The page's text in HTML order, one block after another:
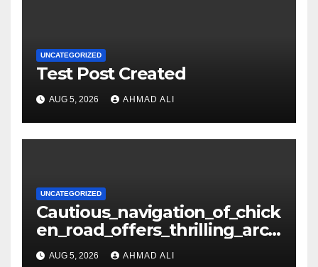
UNCATEGORIZED
Test Post Created
AUG 5, 2026 AHMAD ALI
UNCATEGORIZED
Cautious_navigation_of_chick
en_road_offers_thrilling_arca
de_gameplay_and_high_sc
AUG 5, 2026 AHMAD ALI